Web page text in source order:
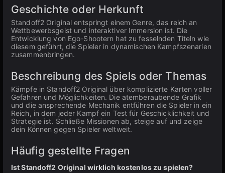
Geschichte oder Herkunft
Standoff2 Original entspringt einem Genre, das reich an
Wettbewerbsgeist und interaktiver Immersion ist. Die
Entwicklung von Ego-Shootern hat zu fesselnden Titeln wie
diesem geführt, die Spieler in dynamischen Kampfszenarien
zusammenbringen.
Beschreibung des Spiels oder Themas
Kämpfe in Standoff2 Original über komplizierte Karten voller
Gefahren und Möglichkeiten. Die atemberaubende Grafik
und die ansprechende Mechanik entführen die Spieler in ein
Reich, in dem jeder Kampf ein Test für Geschicklichkeit und
Strategie ist. Schließe Missionen ab, steige auf und zeige
dein Können gegen Spieler weltweit.
Häufig gestellte Fragen
Ist Standoff2 Original wirklich kostenlos zu spielen?